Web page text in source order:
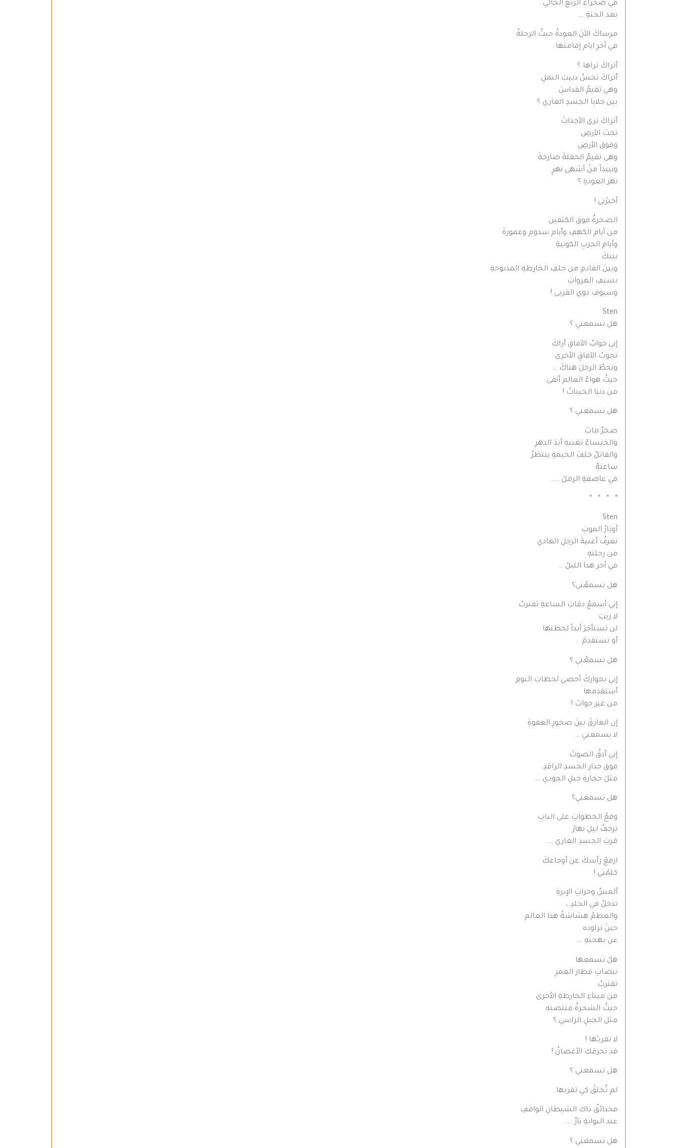
في صحراءِ الربع الخالي
بعد الجنةِ ….
مرساكَ الآنَ العودةُ حيثُ الرحلةُ
في آخرِ ايام إقامتها .
أتراكَ تراها ؟
أتراكَ تحسُ دبيبَ النملِ
وهي تقيمُ القداسَ
بين خلايا الجسدِ العاري ؟
أتراكَ ترى الأجداثَ
تحتَ الأرضِ
وفوق الأرضِ
وهي تقيمُ الحفلةَ صارخةَ
ونبيذاً منْ أشهى نهرٍ
نهر العودةِ ؟
أخبرْني !
الصخرةُ فوق الكتفين
من أيام الكهفِ وأيام سدوم وعمورةَ
وأيام الحربِ الكونيةِ
بينكَ
وبينَ القادمِ من خلفِ الخارطةِ المذبوحةِ
بسيفِ الغزواتِ
وسيوفِ ذوي القربى !
Sten
هل تسمعني ؟
إني جوابُ الآفاقِ أراكَ
تجوبُ الآفاقِ الأخرى
وتحطُ الرحلَ هناكَ …
حيثُ هواءُ العالم أنقى
من دنيا الخيباتْ !
هل تسمعني ؟
صخرٌ ماتَ
والخنساءُ تغنيهِ أبدَ الدهرِ
والقاتلُ خلفَ الخيمةِ ينتظرُ
ساعتهُ
في عاصفةِ الرملْ ……
* * * *
Sten
أوتارُ الموتِ
تعزفُ أغنيةَ الرجلِ الغادي
من رحلتهِ
في آخر هذا الليلْ …
هل تسمعُني؟
إني أسمعُ دقاتِ الساعةِ تقتربُ
لا ريبَ
لن تستأخرَ أبداً لحظتها
أو تستقدمَ .
هل تسمعُني ؟
إني بجواركَ أحصي لحظاتِ النومِ
أستقدمها
من غير جوابْ !
إن الغارقَ بينَ صخورِ الغفوةِ
لا يسمعني …
إني أدقُ الصوتَ
فوق جدارِ الجسدِ الراقدِ
مثلَ حجارةِ جبلِ الجودي ….
هل تسمعني؟
وقعُ الخطواتِ على البابِ
تزحفُ ليلَ نهارْ
قربَ الجسدِ العاري ….
ارفعْ رأسكَ عن أوجاعكَ
كلمْني !
ألمسُ وخزاتِ الإبرةِ
تدخلُ في الجلدِ ،
والعظمُ هشاشةُ هذا العالم
حينَ تراوده
عن بهجتهِ ….
هلْ تسمعها
نبضاتِ قطار العمرِ
تقتربُ
من ميناءِ الخارطةِ الأخرى
حيثُ الشجرةُ منتصبه
مثل الجبلِ الراسي ؟
لا تقربـْها !
قد تحرقك الأغصانُ !
هل تسمعني ؟
لم تُخلقْ كي تقربها .
فحدائقُ ذاك الشيطانِ الواقفِ
عند البوابةِ نارٌ …..
هل تسمعني ؟